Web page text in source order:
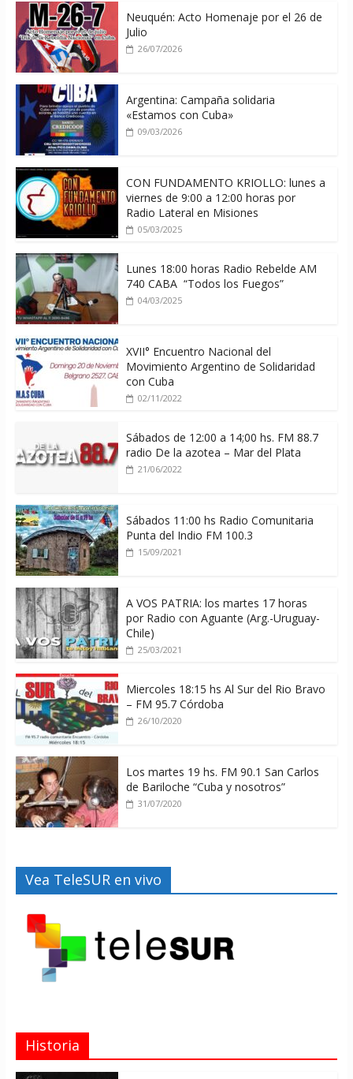
Neuquén: Acto Homenaje por el 26 de
Julio
26/07/2026
Argentina: Campaña solidaria
«Estamos con Cuba»
09/03/2026
CON FUNDAMENTO KRIOLLO: lunes a
viernes de 9:00 a 12:00 horas por
Radio Lateral en Misiones
05/03/2025
Lunes 18:00 horas Radio Rebelde AM
740 CABA “Todos los Fuegos”
04/03/2025
XVII° Encuentro Nacional del
Movimiento Argentino de Solidaridad
con Cuba
02/11/2022
Sábados de 12:00 a 14;00 hs. FM 88.7
radio De la azotea – Mar del Plata
21/06/2022
Sábados 11:00 hs Radio Comunitaria
Punta del Indio FM 100.3
15/09/2021
A VOS PATRIA: los martes 17 horas
por Radio con Aguante (Arg.-Uruguay-
Chile)
25/03/2021
Miercoles 18:15 hs Al Sur del Rio Bravo
– FM 95.7 Córdoba
26/10/2020
Los martes 19 hs. FM 90.1 San Carlos
de Bariloche “Cuba y nosotros”
31/07/2020
Vea TeleSUR en vivo
Historia